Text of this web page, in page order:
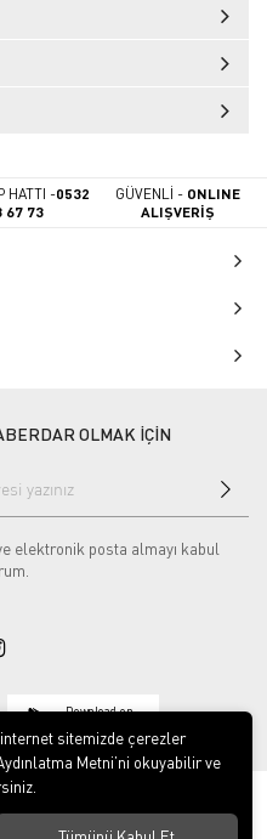
HATTI -0532
67 73
GÜVENLİ - ONLINE
ALIŞVERİŞ
OLMAK İÇİN
elektronik posta almayı kabul
Download on
sitemizde çerezler
Metni’ni okuyabilir ve